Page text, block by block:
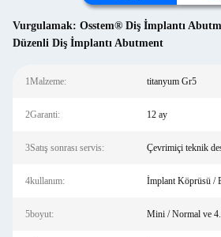
Vurgulamak: Osstem® Diş İmplantı
Düzenli Diş İmplantı Abutment
1Malzeme: titanyum Gr5
2Garanti: 12 ay
3Satış sonrası servis: Çevrimiçi teknik
4kullanım: İmplant Köprüsü /
5boyut: Mini / Normal ve